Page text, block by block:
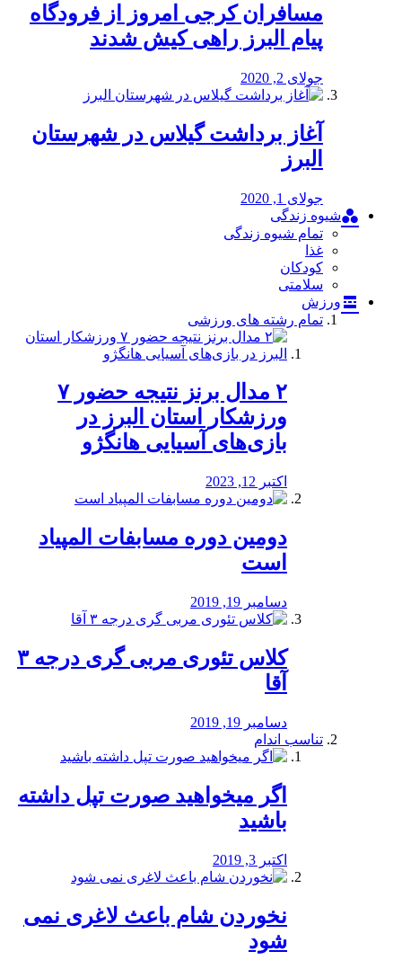
مسافران کرجی امروز از فرودگاه
پیام البرز راهی کیش شدند
جولای 2, 2020
آغاز برداشت گیلاس در شهرستان
البرز
جولای 1, 2020
شیوه زندگی
تمام شیوه زندگی
غذا
کودکان
سلامتی
ورزش
تمام رشته های ورزشی
۲ مدال برنز نتیجه حضور ۷
ورزشکار استان البرز در
بازی‌های آسیایی هانگژو
اکتبر 12, 2023
دومین دوره مسابفات المپیاد
است
دسامبر 19, 2019
کلاس تئوری مربی گری درجه ۳
آقا
دسامبر 19, 2019
تناسب اندام
اگر میخواهید صورت تپل داشته
باشید
اکتبر 3, 2019
نخوردن شام باعث لاغری نمی
‌شود